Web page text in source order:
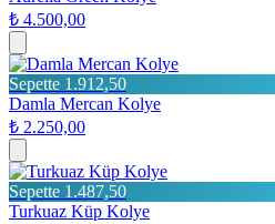
₺ 4.500,00
Sepette 1.912,50
Damla Mercan Kolye
₺ 2.250,00
Sepette 1.487,50
Turkuaz Küp Kolye